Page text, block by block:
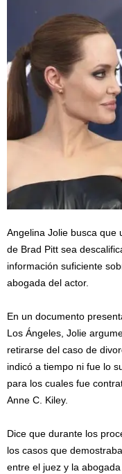
Angelina Jolie busca que
de Brad Pitt sea
información suficiente
abogada del actor.
En un documento
Los Ángeles, Jolie
retirarse del caso de
indicó a tiempo ni fue lo
para los cuales fue
Anne C. Kiley.
Dice que durante los
los casos que
entre el juez y la abogada